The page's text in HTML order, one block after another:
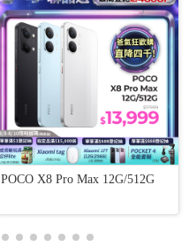
POCO X8 Pro Max 12G/512G